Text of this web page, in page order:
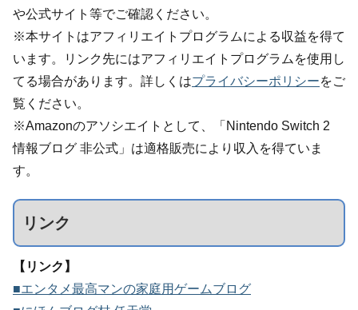
や公式サイト等でご確認ください。
※本サイトはアフィリエイトプログラムによる収益を得て
います。リンク先にはアフィリエイトプログラムを使用し
てる場合があります。詳しくはプライバシーポリシーをご
覧ください。
※Amazonのアソシエイトとして、「Nintendo Switch 2
情報ブログ 非公式」は適格販売により収入を得ていま
す。
リンク
【リンク】
■エンタメ最高マンの家庭用ゲームブログ